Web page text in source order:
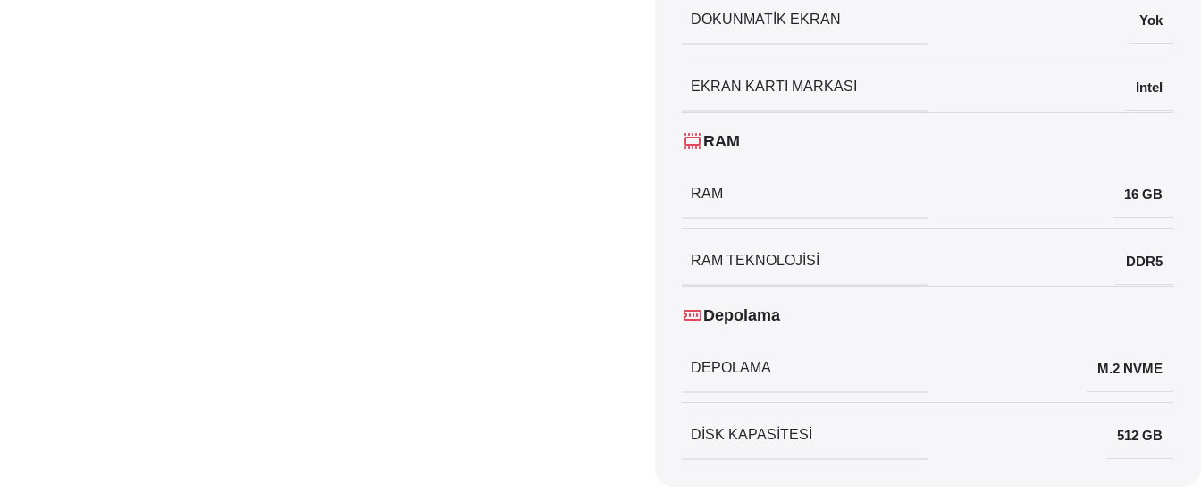
DOKUNMATIK EKRAN Yok
EKRAN KARTI MARKASI Intel
RAM
RAM 16 GB
RAM TEKNOLOJISI DDR5
Depolama
DEPOLAMA M.2 NVME
DISK KAPASITESI 512 GB